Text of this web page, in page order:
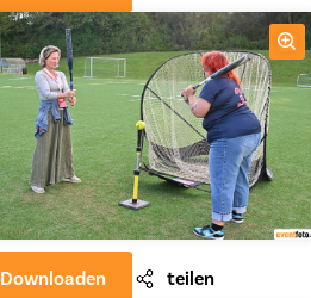
Downloaden teilen